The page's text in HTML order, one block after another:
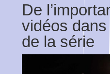
De
vidéos
de la série